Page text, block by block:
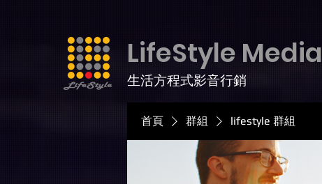
LifeStyle Media
生活方程式影音行銷
首頁 群組 lifestyle 群組